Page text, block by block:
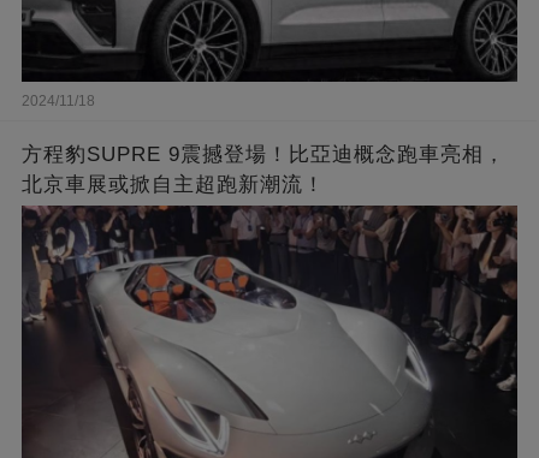
2024/11/18
方程豹SUPRE 9震撼登場！比亞迪概念跑車亮相，
北京車展或掀自主超跑新潮流！